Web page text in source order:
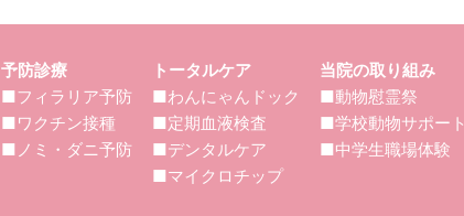
予防診療
■フィラリア予防
■ワクチン接種
■ノミ・ダニ予防
トータルケア
■わんにゃんドック
■定期血液検査
■デンタルケア
■マイクロチップ
当院の取り組み
■動物慰霊祭
■学校動物サポート
■中学生職場体験